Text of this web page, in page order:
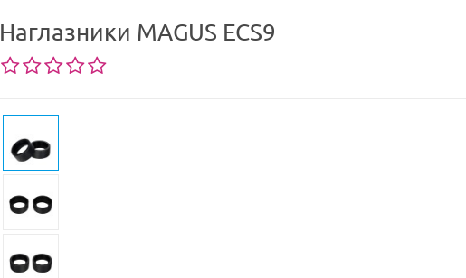
Наглазники MAGUS ECS9